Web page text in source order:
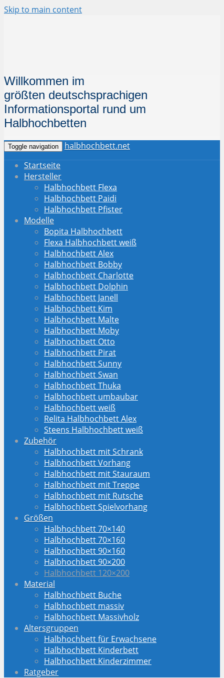
Skip to main content
Willkommen im
größten deutschsprachigen
Informationsportal rund um
Halbhochbetten
Toggle navigation
halbhochbett.net
Startseite
Hersteller
Halbhochbett Flexa
Halbhochbett Paidi
Halbhochbett Pfister
Modelle
Bopita Halbhochbett
Flexa Halbhochbett weiß
Halbhochbett Alex
Halbhochbett Bobby
Halbhochbett Charlotte
Halbhochbett Dolphin
Halbhochbett Janell
Halbhochbett Kim
Halbhochbett Malte
Halbhochbett Moby
Halbhochbett Otto
Halbhochbett Pirat
Halbhochbett Sunny
Halbhochbett Swan
Halbhochbett Thuka
Halbhochbett umbaubar
Halbhochbett weiß
Relita Halbhochbett Alex
Steens Halbhochbett weiß
Zubehör
Halbhochbett mit Schrank
Halbhochbett Vorhang
Halbhochbett mit Stauraum
Halbhochbett mit Treppe
Halbhochbett mit Rutsche
Halbhochbett Spielvorhang
Größen
Halbhochbett 70×140
Halbhochbett 70×160
Halbhochbett 90×160
Halbhochbett 90×200
Halbhochbett 120×200
Material
Halbhochbett Buche
Halbhochbett massiv
Halbhochbett Massivholz
Altersgruppen
Halbhochbett für Erwachsene
Halbhochbett Kinderbett
Halbhochbett Kinderzimmer
Ratgeber